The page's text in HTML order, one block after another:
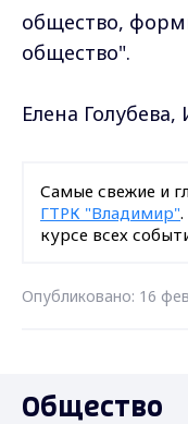
общество,
общество".
Елена
Самые свежие и
ГТРК "Владимир"
курсе всех
Опубликовано: 16
Общество